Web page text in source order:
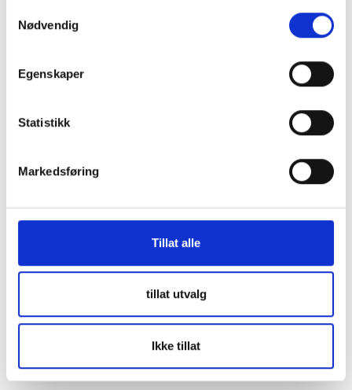
Nødvendig
Egenskaper
Statistikk
Markedsføring
Tillat alle
tillat utvalg
Ikke tillat
SKU:
Kategorier:
BATTERIKLÄMMOR
Batteriklemme 500A, RØD 50mm2 Kabel størrelse:25 – 50
mm² Belastning:Max. 500 Amp. Farve:Rød Materiale:Helstøpt
mer info